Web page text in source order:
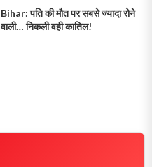
Bihar: पति की मौत पर सबसे ज्यादा रोने
वाली… निकली वही कातिल!